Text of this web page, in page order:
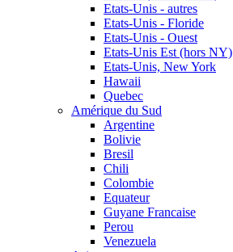
Etats-Unis - autres
Etats-Unis - Floride
Etats-Unis - Ouest
Etats-Unis Est (hors NY)
Etats-Unis, New York
Hawaii
Quebec
Amérique du Sud
Argentine
Bolivie
Bresil
Chili
Colombie
Equateur
Guyane Francaise
Perou
Venezuela